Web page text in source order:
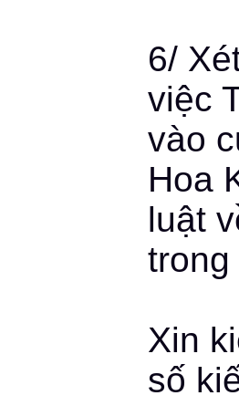
6/
việc
vào
Hoa
luật
Xin
số